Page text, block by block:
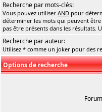
Recherche par mots-clés:
Vous pouvez utiliser AND pour
déterminer les mots qui peuvent
pas être présents dans les résultats.
Recherche par auteur:
Utilisez * comme un joker pour des
Options de recherche